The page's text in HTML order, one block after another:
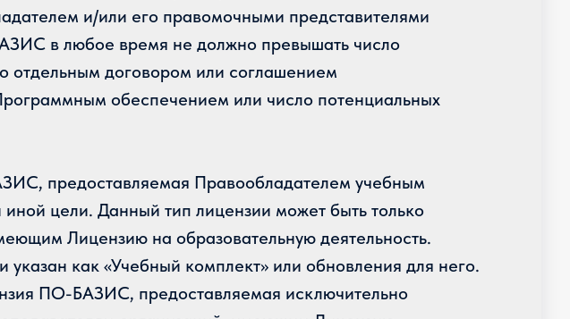
и/или его правомочными представителями
в любое время не должно превышать число
отдельным договором или соглашением
обеспечением или число потенциальных
предоставляемая Правообладателем учебным
цели. Данный тип лицензии может быть только
Лицензию на образовательную деятельность.
как «Учебный комплект» или обновления для него.
ПО-БАЗИС, предоставляемая исключительно